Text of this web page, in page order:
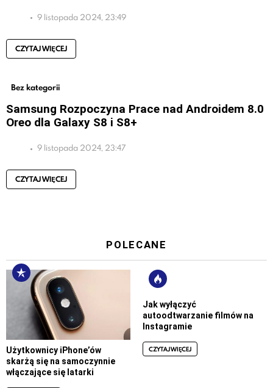
9 listopada 2024, 23:49
CZYTAJ WIĘCEJ
Bez kategorii
Samsung Rozpoczyna Prace nad Androidem 8.0
Oreo dla Galaxy S8 i S8+
9 listopada 2024, 23:47
CZYTAJ WIĘCEJ
POLECANE
Użytkownicy iPhone’ów
skarżą się na samoczynnie
włączające się latarki
Jak wyłączyć
autoodtwarzanie filmów na
Instagramie
CZYTAJ WIĘCEJ